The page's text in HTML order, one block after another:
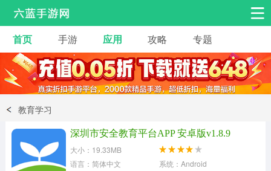
安卓手游 手游工具
热门手游 角色扮演 益智休闲
动作射击
冒险解谜 经营养成
首页 手游 应用 攻略 专题
教育学习
深圳市安全教育平台APP 安卓版v1.8.9
大小：19.33MB
语言：简体中文
系统：Android